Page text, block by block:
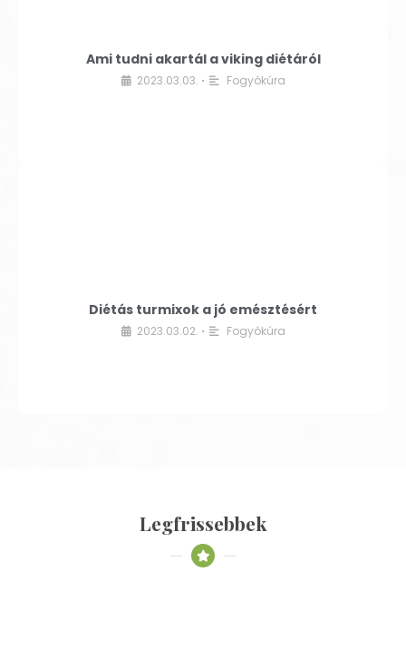
Ami tudni akartál a viking diétáról
2023.03.03. • Fogyókúra
Diétás turmixok a jó emésztésért
2023.03.02. • Fogyókúra
Legfrissebbek